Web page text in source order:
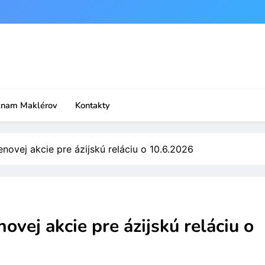
Maklérov Kontakty
akcie pre ázijskú reláciu o 10.6.2026
akcie pre ázijskú reláciu o